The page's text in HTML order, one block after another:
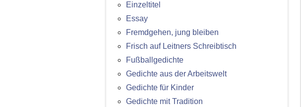
Einzeltitel
Essay
Fremdgehen, jung bleiben
Frisch auf Leitners Schreibtisch
Fußballgedichte
Gedichte aus der Arbeitswelt
Gedichte für Kinder
Gedichte mit Tradition